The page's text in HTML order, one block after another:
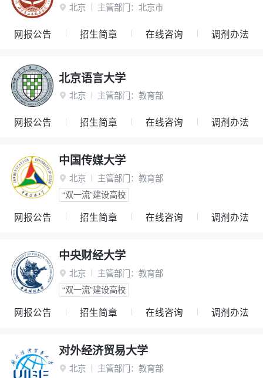
 北京 主管部门： 北京市
网报公告 招生简章 在线咨询 调剂办法
北京语言大学
 北京 主管部门： 教育部
网报公告 招生简章 在线咨询 调剂办法
中国传媒大学
 北京 主管部门： 教育部
“双一流”建设高校
网报公告 招生简章 在线咨询 调剂办法
中央财经大学
 北京 主管部门： 教育部
“双一流”建设高校
网报公告 招生简章 在线咨询 调剂办法
对外经济贸易大学
 北京 主管部门： 教育部